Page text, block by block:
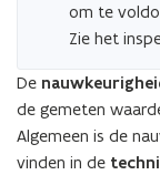
om te
Zie het
De
de gemeten
Algemeen is de
vinden in de